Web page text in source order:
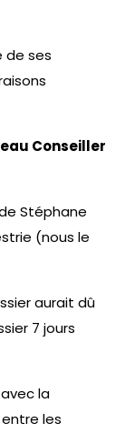
de ses
Conseiller
Stéphane
(nous le
aurait dû
7 jours
la
les